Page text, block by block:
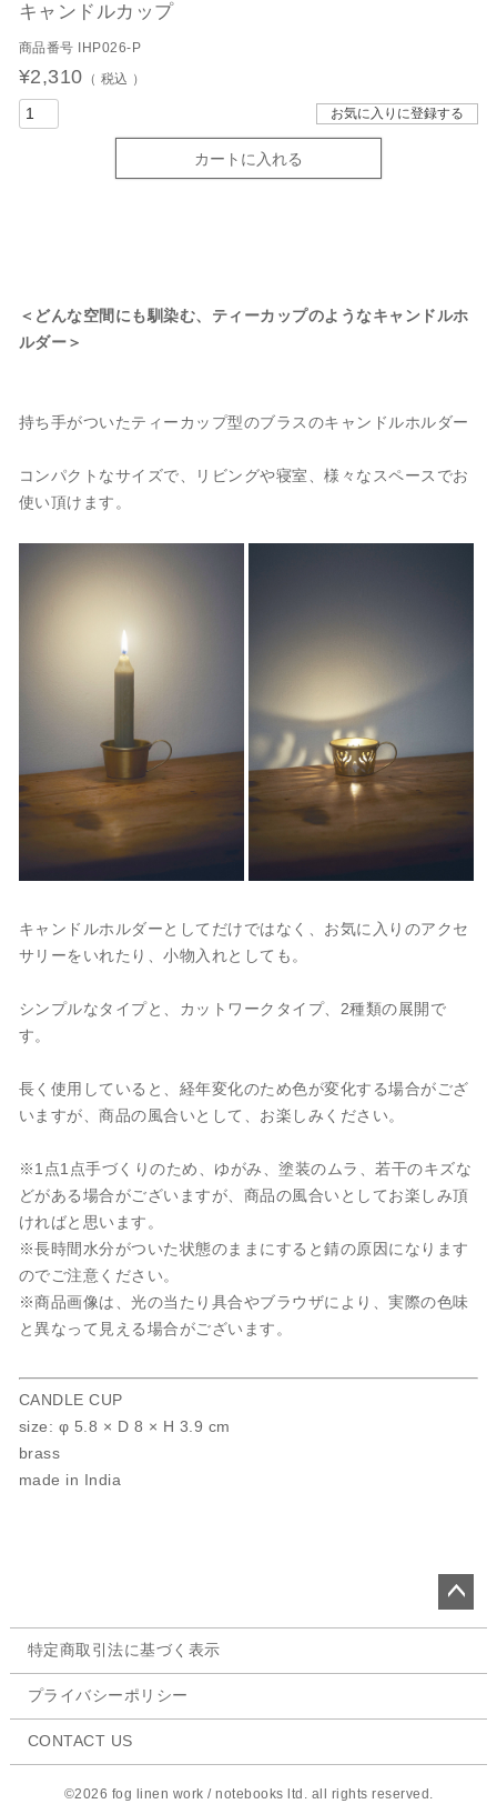
キャンドルカップ
商品番号 IHP026-P
¥2,310 税込
お気に入りに登録する
カートに入れる
＜どんな空間にも馴染む、ティーカップのようなキャンドルホ
ルダー＞
持ち手がついたティーカップ型のブラスのキャンドルホルダー
コンパクトなサイズで、リビングや寝室、様々なスペースでお
使い頂けます。
キャンドルホルダーとしてだけではなく、お気に入りのアクセ
サリーをいれたり、小物入れとしても。
シンプルなタイプと、カットワークタイプ、2種類の展開で
す。
長く使用していると、経年変化のため色が変化する場合がござ
いますが、商品の風合いとして、お楽しみください。
※1点1点手づくりのため、ゆがみ、塗装のムラ、若干のキズな
どがある場合がございますが、商品の風合いとしてお楽しみ頂
ければと思います。
※長時間水分がついた状態のままにすると錆の原因になります
のでご注意ください。
※商品画像は、光の当たり具合やブラウザにより、実際の色味
と異なって見える場合がございます。
CANDLE CUP
size: φ 5.8 × D 8 × H 3.9 cm
brass
made in India
ペー
ップ
特定商取引法に基づく表示
プライバシーポリシー
CONTACT US
©2026 fog linen work / notebooks ltd. all rights reserved.